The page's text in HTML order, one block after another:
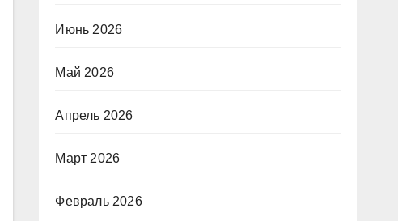
Июнь 2026
Май 2026
Апрель 2026
Март 2026
Февраль 2026